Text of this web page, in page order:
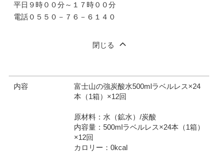
平日９時００分～１７時００分
電話０５５０－７６－６１４０
閉じる
内容
富士山の強炭酸水500mlラベルレス×24
本（1箱）×12回
原材料：水（鉱水）/炭酸
内容量：500mlラベルレス×24本（1箱）
×12回
カロリー：0kcal